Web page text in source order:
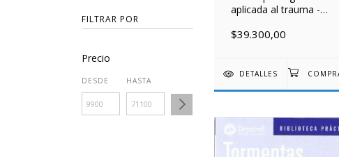
FILTRAR POR
Precio
DESDE HASTA
aplicada al trauma -
$39.300,00
DETALLES